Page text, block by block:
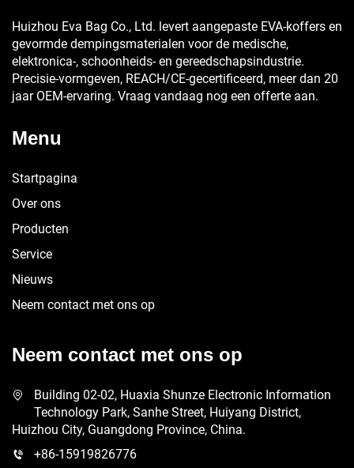
Huizhou Eva Bag Co., Ltd. levert aangepaste EVA-koffers en
gevormde dempingsmaterialen voor de medische,
elektronica-, schoonheids- en gereedschapsindustrie.
Precisie-vormgeven, REACH/CE-gecertificeerd, meer dan 20
jaar OEM-ervaring. Vraag vandaag nog een offerte aan.
Menu
Startpagina
Over ons
Producten
Service
Nieuws
Neem contact met ons op
Neem contact met ons op
Building 02-02, Huaxia Shunze Electronic Information
Technology Park, Sanhe Street, Huiyang District,
Huizhou City, Guangdong Province, China.
+86-15919826776